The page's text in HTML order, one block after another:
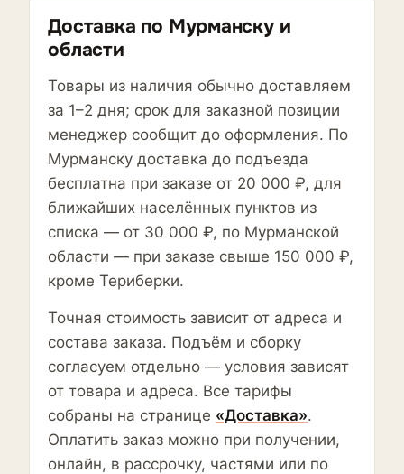
Доставка по Мурманску и
области
Товары из наличия обычно доставляем
за 1–2 дня; срок для заказной позиции
менеджер сообщит до оформления. По
Мурманску доставка до подъезда
бесплатна при заказе от 20 000 ₽, для
ближайших населённых пунктов из
списка — от 30 000 ₽, по Мурманской
области — при заказе свыше 150 000 ₽,
кроме Териберки.
Точная стоимость зависит от адреса и
состава заказа. Подъём и сборку
согласуем отдельно — условия зависят
от товара и адреса. Все тарифы
собраны на странице «Доставка».
Оплатить заказ можно при получении,
онлайн, в рассрочку, частями или по